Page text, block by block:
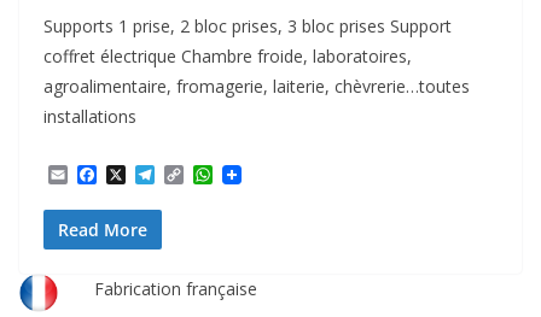
Supports 1 prise, 2 bloc prises, 3 bloc prises Support
coffret électrique Chambre froide, laboratoires,
agroalimentaire, fromagerie, laiterie, chèvrerie…toutes
installations
E
a
i
l
c
e
b
o
X T
l
g
a
C
n
W
p
Read More
Fabrication française